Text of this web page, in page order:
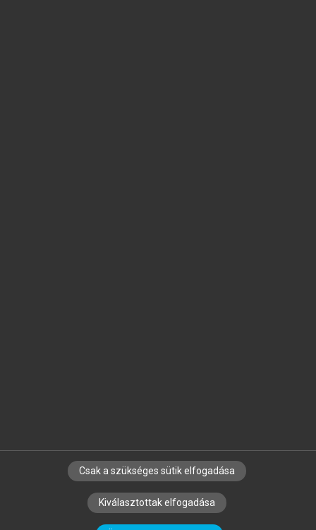
SZERZŐKNEK CÉGEKNEK KÖNYVTÁROSOKNAK
SZERKESZTÉSI ÉS LEKTORÁLÁSI ALAPELVEK
Csak a szükséges sütik elfogadása
Kiválasztottak elfogadása